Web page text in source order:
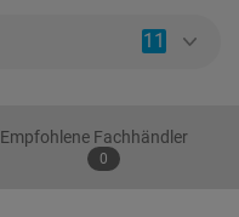
11
Empfohlene Fachhändler
0